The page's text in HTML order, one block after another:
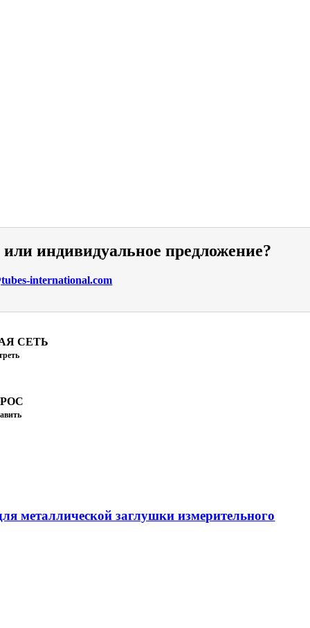
индивидуальное предложение?
international.com
СЕТЬ
металлической заглушки измерительного